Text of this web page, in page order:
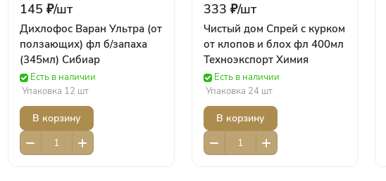
145 ₽/шт
Дихлофос Варан Ультра (от
ползающих) фл б/запаха
(345мл) Сибиар
Есть в наличии
Упаковка 12 шт
В корзину
333 ₽/шт
Чистый дом Спрей с курком
от клопов и блох фл 400мл
Техноэкспорт Химия
Есть в наличии
Упаковка 24 шт
В корзину